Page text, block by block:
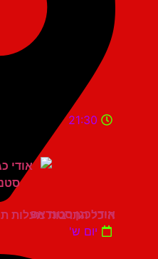
היכל התרבות מעלות תרשיחא
21:30
אודי כגן סטנדאפ
יום ש'